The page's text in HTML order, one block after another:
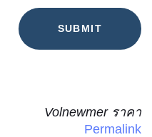
Volnewmer ราคา
Permalink